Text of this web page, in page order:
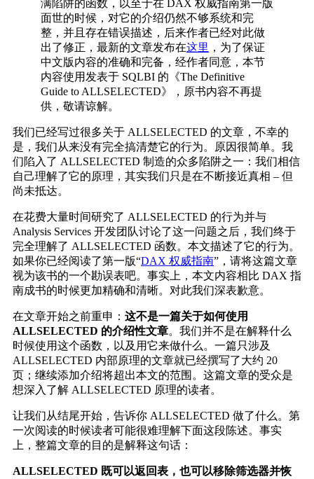
满陷阱的函数，以至于在 DAX 权威指南第一版
面世的时候，对它的介绍仍然不够系统和完
整，并且存在错误描述，后来作者已经对此做
出了修正，最新的文章发布在这里 ，为了保证
中文版内容的准确和完备，经作者同意，本节
内容使用发表于 SQLBI 的《The Definitive
Guide to ALLSELECTED》，原书内容不再提
供，敬请谅解。
我们已经写过很多关于 ALLSELECTED 的文章，不幸的
是，我们从来没有完全搞清楚它的行为。原因很简单。我
们陷入了 ALLSELECTED 制造的众多陷阱之一：我们相信
自己理解了它的原理，其实我们只是在不断接近真相 – 但
尚未抵达。
在花费大量时间研究了 ALLSELECTED 的行为并与
Analysis Services 开发团队讨论了这一问题之后，我们终于
完全理解了 ALLSELECTED 函数。本文描述了它的行为。
如果你已经阅读了第一版“DAX 权威指南”，请将这篇文章
视为该书的一个勘误表吧。事实上，本文内容相比 DAX 指
南成书的时候更加精确和清晰。对此我们深表歉意。
在文章开始之前重申： 这不是一篇关于如何使用
ALLSELECTED 的介绍性文章。我们并不是在解释什么
时候使用这个函数，以及用它来做什么。一篇只涉及
ALLSELECTED 内部原理的文章就已经撰写了大约 20
页；继续添加介绍将超出本文的范围。这篇文章的受众是
想深入了解 ALLSELECTED 原理的读者。
让我们从结尾开始，告诉你 ALLSELECTED 做了什么。第
一次阅读的时候读者可能很难理解下面这段陈述。事实
上，整篇文章的目的是解释这句话：
ALLSELECTED 既可以返回表，也可以移除筛选器并恢